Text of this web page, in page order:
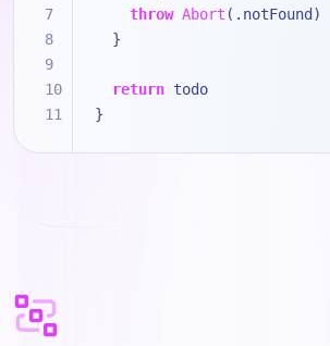
throw Abort (.notFound)
  }
return todo
}